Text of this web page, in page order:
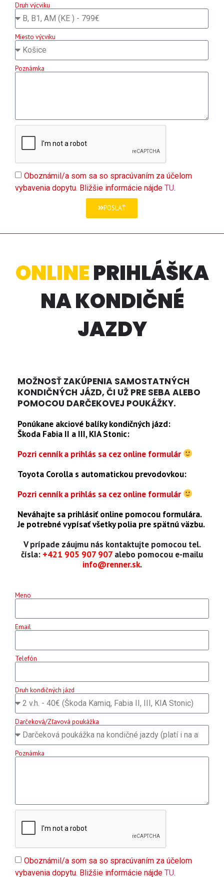
Druh výcviku
Miesto výcviku
Poznámka
Oboznámil/a som sa so spracúvaním za účelom
vybavenia dopytu. Bližšie informácie nájde TU.
POSLAŤ
ONLINEPRIHLÁŠKA
NA KONDIČNÉ
JAZDY
MOŽNOSŤ ZAKÚPENIA SAMOSTATNÝCH
KONDIČNÝCH JÁZD, ČI UŽ PRE SEBA ALEBO
POMOCOU DARČEKOVEJ POUKÁŽKY.
Ponúkane akciové balíky kondičných jázd:
Škoda Fabia II a III, KIA Stonic:
Pozri cenník a prihlás sa cez online formulár
Toyota Corolla s automatickou prevodovkou:
Pozri cenník a prihlás sa cez online formulár
Neváhajte sa prihlásiť online pomocou formulára.
Je potrebné vypísať všetky polia pre spätnú väzbu.
V prípade záujmu nás kontaktujte pomocou tel.
čísla: +421 905 907 907 alebo pomocou e-mailu
info@renner.sk.
Meno
Email
Telefón
Druh kondičných jázd
Darčeková/Zľavová poukážka
Poznámka
Oboznámil/a som sa so spracúvaním za účelom
vybavenia dopytu. Bližšie informácie nájde TU.